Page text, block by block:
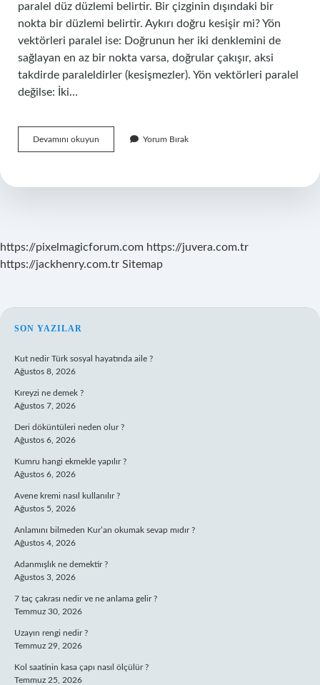
paralel düz düzlemi belirtir. Bir çizginin dışındaki bir
nokta bir düzlemi belirtir. Aykırı doğru kesişir mi? Yön
vektörleri paralel ise: Doğrunun her iki denklemini de
sağlayan en az bir nokta varsa, doğrular çakışır, aksi
takdirde paraleldirler (kesişmezler). Yön vektörleri paralel
değilse: İki…
Devamını okuyun
Iki
Düzlem
Yorum Bırak
https://pixelmagicforum.com https://juvera.com.tr
https://jackhenry.com.tr Sitemap
SIDEBAR
SON YAZILAR
Kut nedir Türk sosyal hayatında aile ?
Ağustos 8, 2026
Kıreyzi ne demek ?
Ağustos 7, 2026
Deri döküntüleri neden olur ?
Ağustos 6, 2026
Kumru hangi ekmekle yapılır ?
Ağustos 6, 2026
Avene kremi nasıl kullanılır ?
Ağustos 5, 2026
Anlamını bilmeden Kur’an okumak sevap mıdır ?
Ağustos 4, 2026
Adanmışlık ne demektir ?
Ağustos 3, 2026
7 taç çakrası nedir ve ne anlama gelir ?
Temmuz 30, 2026
Uzayın rengi nedir ?
Temmuz 29, 2026
Kol saatinin kasa çapı nasıl ölçülür ?
Temmuz 25, 2026